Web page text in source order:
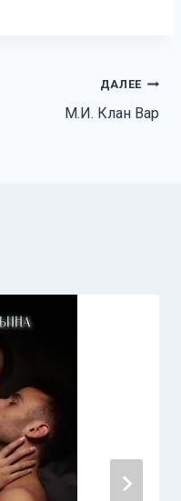
ДАЛЕЕ
М.И. Клан Вар